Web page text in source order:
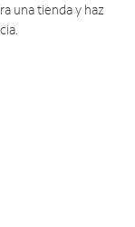
una tienda y haz